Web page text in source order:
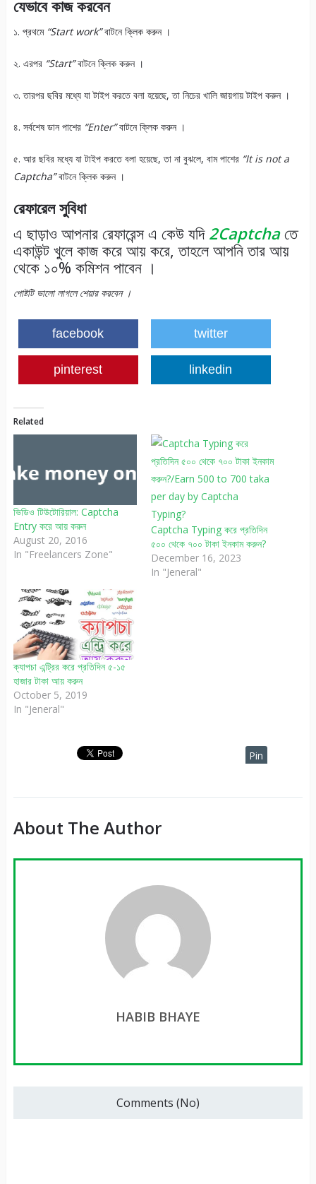
যেভাবে কাজ করবেন
১. প্রথমে “Start work”বাটনে ক্লিক করুন ।
২. এরপর “Start”বাটনে ক্লিক করুন ।
৩. তারপর ছবির মধ্যে যা টাইপ করতে বলা হয়েছে, তা নিচের খালি জায়গায় টাইপ করুন ।
৪. সর্বশেষ ডান পাশের “Enter”বাটনে ক্লিক করুন ।
৫. আর ছবির মধ্যে যা টাইপ করতে বলা হয়েছে, তা না বুঝলে, বাম পাশের “It is not a
Captcha”বাটনে ক্লিক করুন ।
রেফারেল সুবিধা
এ ছাড়াও আপনার রেফারেন্স এ কেউ যদি 2Captchaতে
একাউন্ট খুলে কাজ করে আয় করে, তাহলে আপনি তার আয়
থেকে ১০% কমিশন পাবেন ।
পোষ্টটি ভালো লাগলে শেয়ার করবেন ।
facebook twitter
pinterest linkedin
Related
ভিডিও টিউটোরিয়াল: Captcha
Entry করে আয় করুন
August 20, 2016
In "Freelancers Zone"
Captcha Typing করে প্রতিদিন
৫০০ থেকে ৭০০ টাকা ইনকাম করুন?
December 16, 2023
In "Jeneral"
ক্যাপচা এন্ট্রির করে প্রতিদিন ৫-১৫
হাজার টাকা আয় করুন
October 5, 2019
In "Jeneral"
Pin
About The Author
HABIB BHAYE
Comments (No)